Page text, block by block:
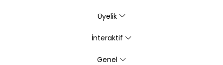
Üyelik
İnteraktif
Genel